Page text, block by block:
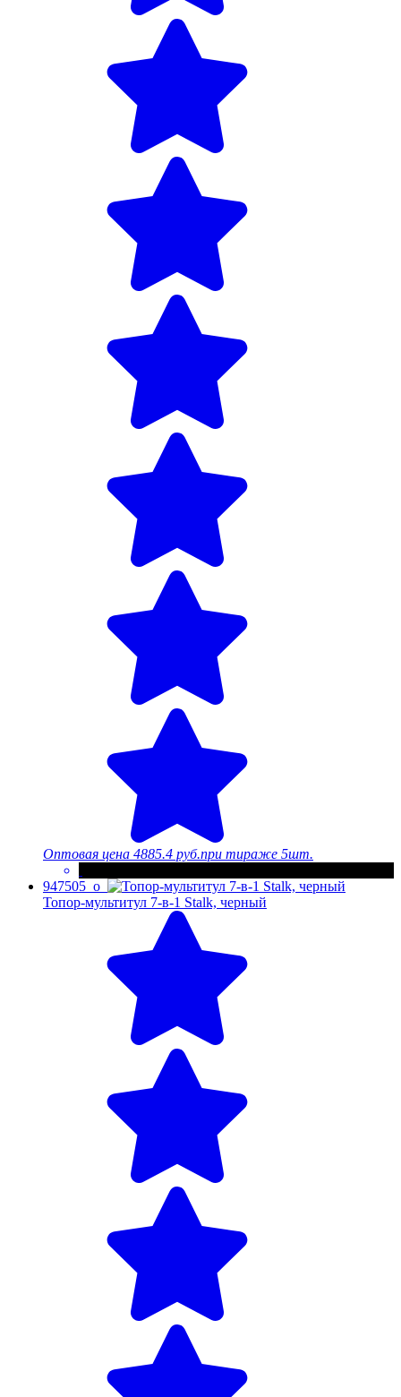
Оптовая цена 4885.4 руб.при тираже 5шт.
947505_o
Топор-мультитул 7-в-1 Stalk, черный